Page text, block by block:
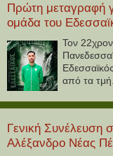
Πρώτη μεταγραφή
ομάδα του
Τον
από τα
Γενική Συνέλευση
Αλέξανδρο Νέας